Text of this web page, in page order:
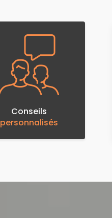
Conseils
personnalisés